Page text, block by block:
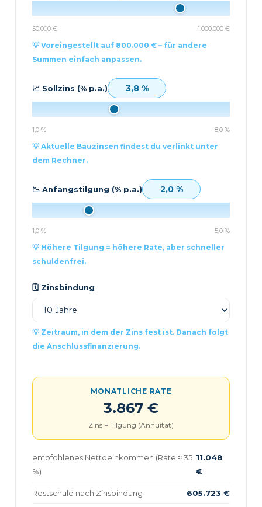
50.000 € 1.000.000 €
💡 Voreingestellt auf 800.000 € – für andere
Summen einfach anpassen.
📈 Sollzins (% p.a.) 3,8 %
1,0 % 8,0 %
💡 Aktuelle Bauzinsen findest du verlinkt unter
dem Rechner.
📉 Anfangstilgung (% p.a.) 2,0 %
1,0 % 5,0 %
💡 Höhere Tilgung = höhere Rate, aber schneller
schuldenfrei.
🗓️ Zinsbindung
💡 Zeitraum, in dem der Zins fest ist. Danach folgt
die Anschlussfinanzierung.
MONATLICHE RATE
3.867 €
Zins + Tilgung (Annuität)
empfohlenes Nettoeinkommen (Rate ≈ 35
%)
11.048
€
Restschuld nach Zinsbindung 605.723 €